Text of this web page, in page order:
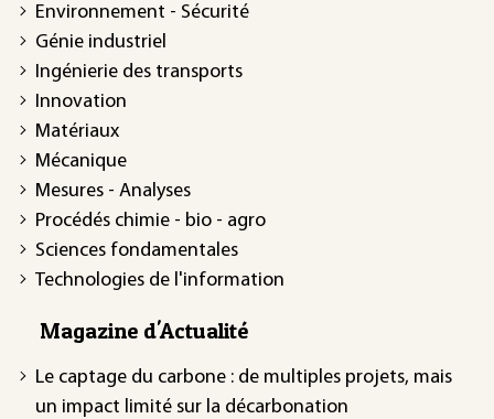
Environnement - Sécurité
Génie industriel
Ingénierie des transports
Innovation
Matériaux
Mécanique
Mesures - Analyses
Procédés chimie - bio - agro
Sciences fondamentales
Technologies de l'information
Magazine d'Actualité
Le captage du carbone : de multiples projets, mais
un impact limité sur la décarbonation